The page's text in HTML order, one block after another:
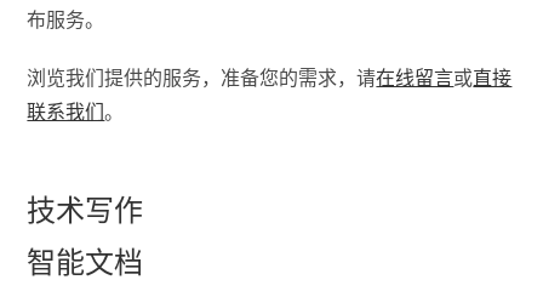
布服务。
浏览我们提供的服务，准备您的需求，请在线留言或直接
联系我们。
技术写作
智能文档